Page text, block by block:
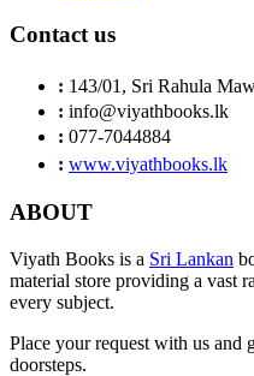
Contact us
: 143/01, Sri Rahula
: info@viyathbooks.lk
: 077-7044884
: www.viyathbooks.lk
ABOUT
Viyath Books is a Sri Lankan
material store providing a vast
every subject.
Place your request with us and
doorsteps.